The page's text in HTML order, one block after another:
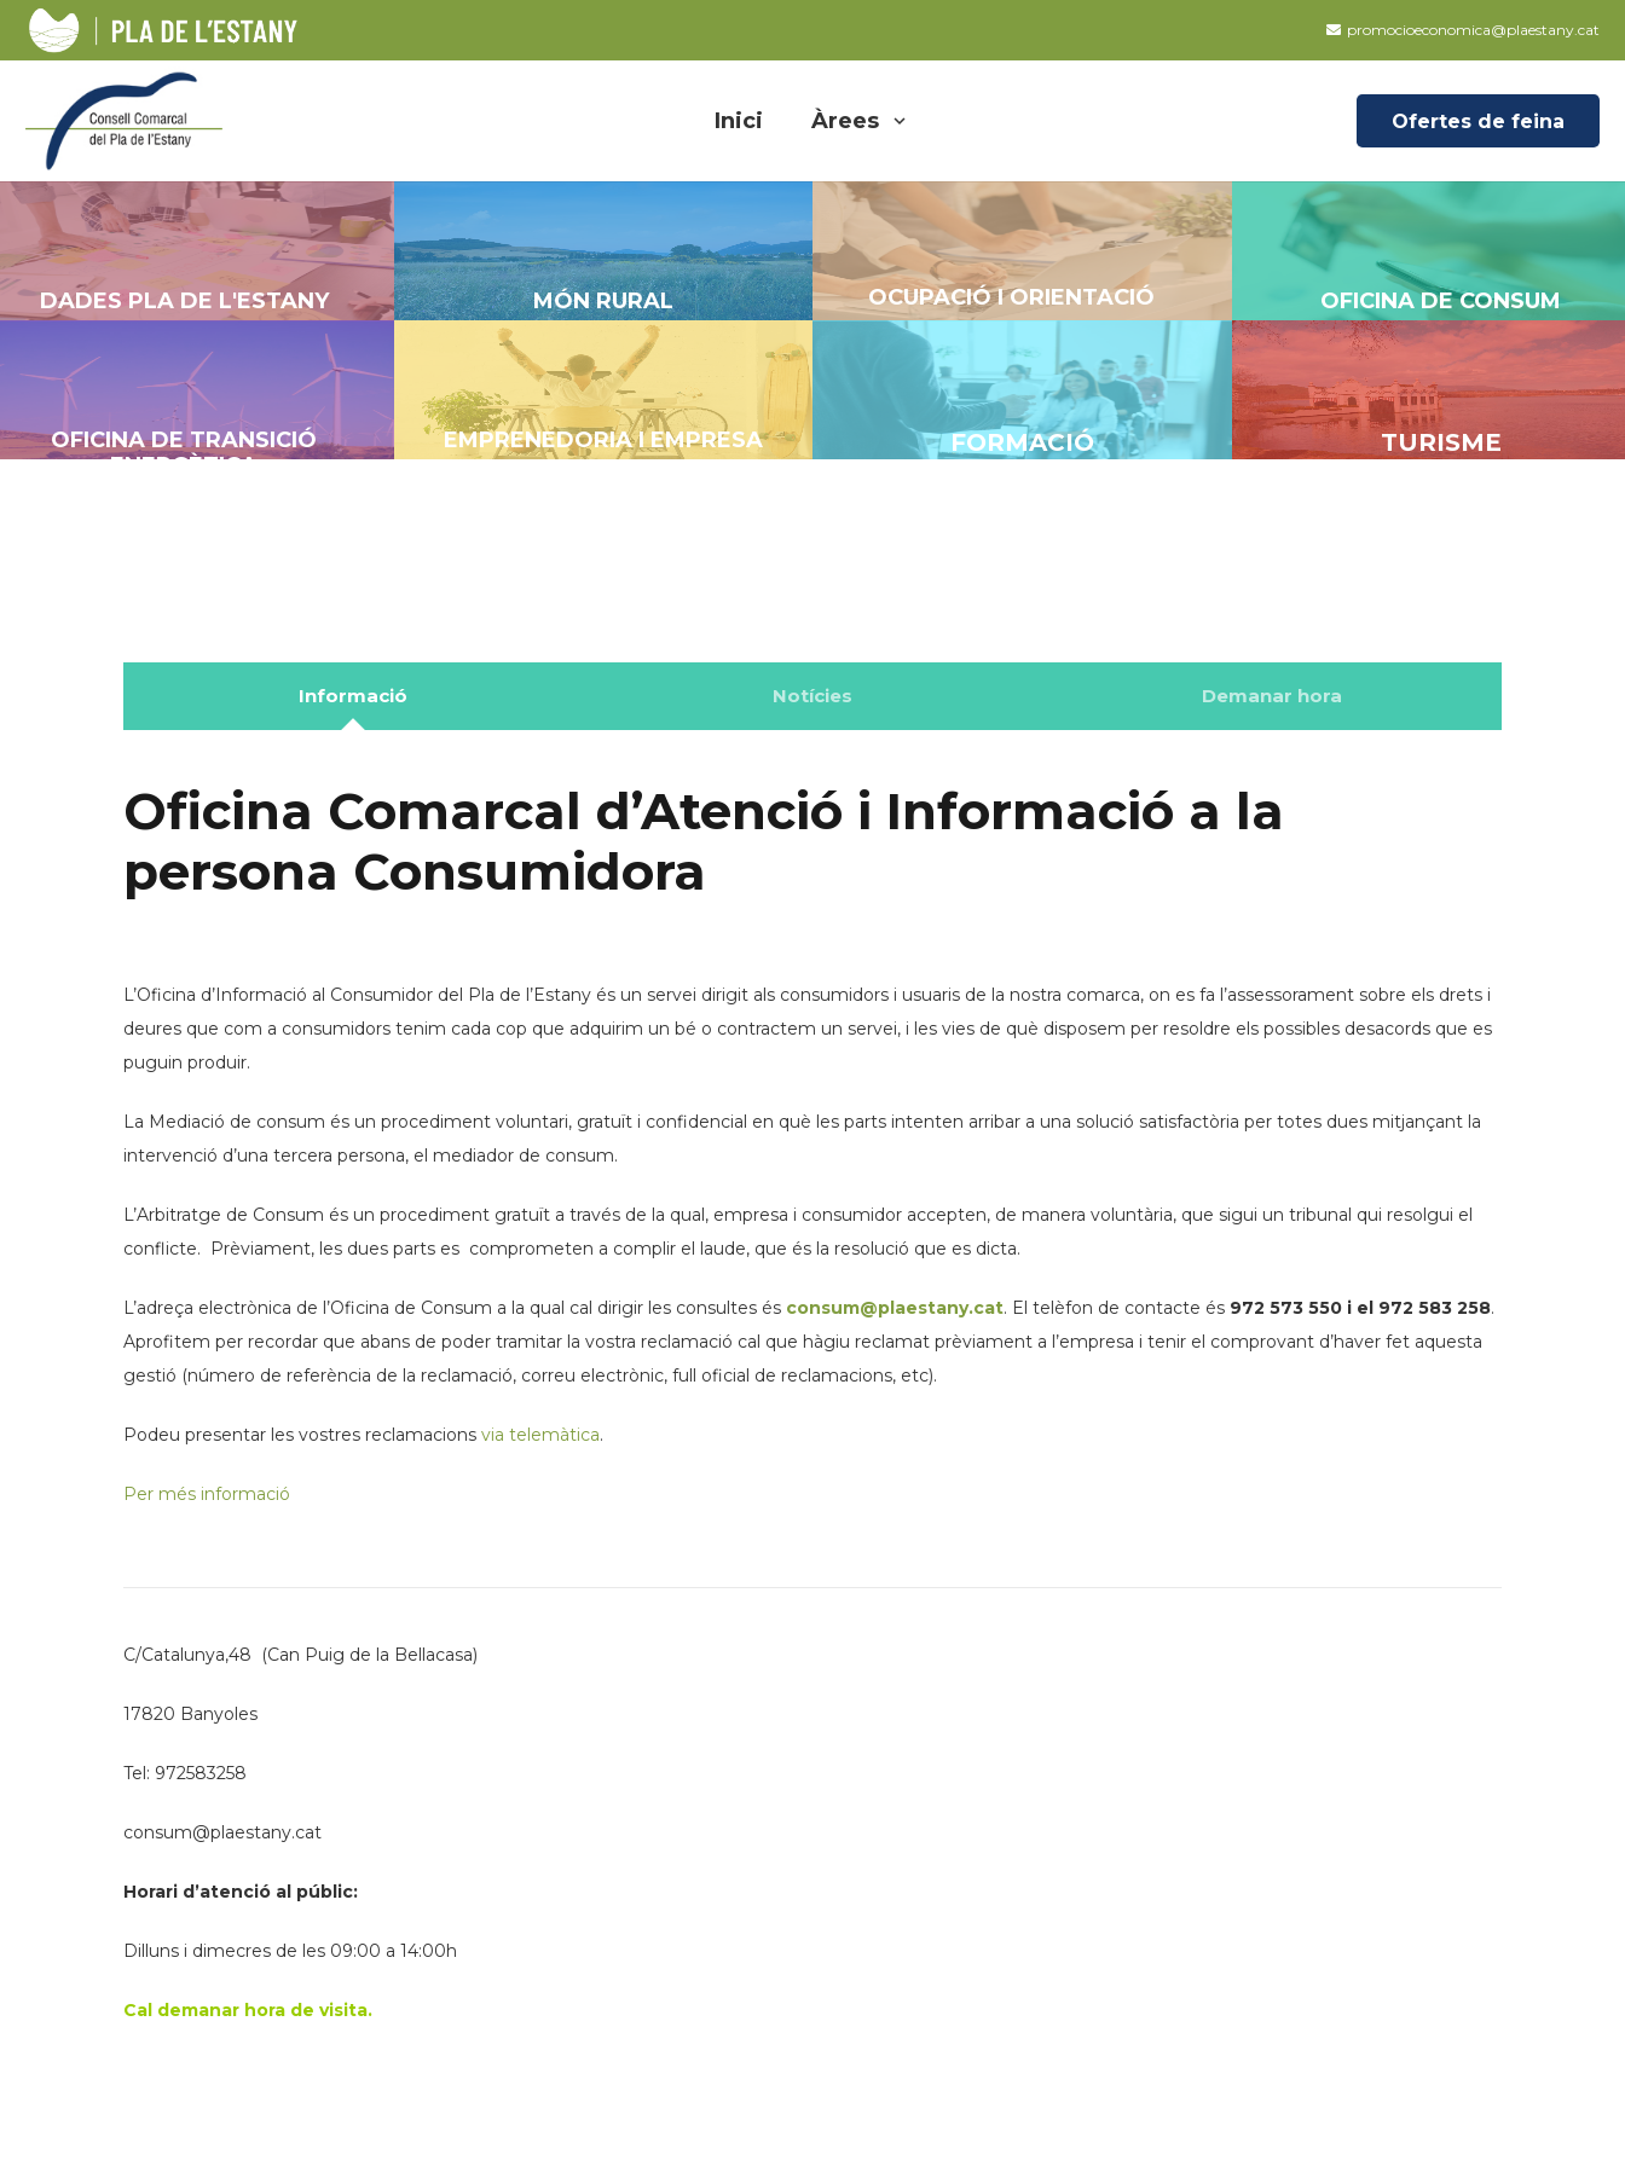
promocioeconomica@plaestany.cat
Inici Àrees Ofertes de feina
DADES PLA DE L'ESTANY MÓN RURAL OCUPACIÓ I ORIENTACIÓ OFICINA DE CONSUM
OFICINA DE TRANSICIÓ
ENERGÈTICA
EMPRENEDORIA I EMPRESA FORMACIÓ TURISME
Informació Notícies Demanar hora
Oficina Comarcal d’Atenció i Informació a la
persona Consumidora
L’Oficina d’Informació al Consumidor del Pla de l’Estany és un servei dirigit als consumidors i usuaris de la nostra comarca, on es fa l’assessorament sobre els drets i
deures que com a consumidors tenim cada cop que adquirim un bé o contractem un servei, i les vies de què disposem per resoldre els possibles desacords que es
puguin produir.
La Mediació de consum és un procediment voluntari, gratuït i confidencial en què les parts intenten arribar a una solució satisfactòria per totes dues mitjançant la
intervenció d’una tercera persona, el mediador de consum.
L’Arbitratge de Consum és un procediment gratuït a través de la qual, empresa i consumidor accepten, de manera voluntària, que sigui un tribunal qui resolgui el
conflicte. Prèviament, les dues parts es comprometen a complir el laude, que és la resolució que es dicta.
L’adreça electrònica de l’Oficina de Consum a la qual cal dirigir les consultes és consum@plaestany.cat. El telèfon de contacte és 972 573 550 i el 972 583 258.
Aprofitem per recordar que abans de poder tramitar la vostra reclamació cal que hàgiu reclamat prèviament a l’empresa i tenir el comprovant d’haver fet aquesta
gestió (número de referència de la reclamació, correu electrònic, full oficial de reclamacions, etc).
Podeu presentar les vostres reclamacions via telemàtica.
Per més informació
C/Catalunya,48 (Can Puig de la Bellacasa)
17820 Banyoles
Tel: 972583258
consum@plaestany.cat
Horari d’atenció al públic:
Dilluns i dimecres de les 09:00 a 14:00h
Cal demanar hora de visita.